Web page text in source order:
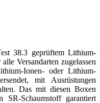
38.3 geprüftem Lithium-
Versandarten zugelassen
Ionen- oder Lithium-
mit Ausrüstungen
Das mit diesen Boxen
SR-Schaumstoff garantiert